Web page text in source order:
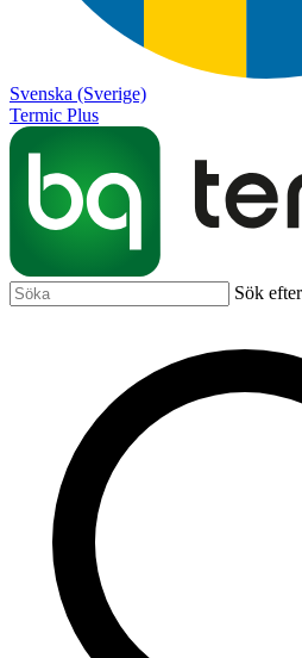
Svenska (Sverige)
Termic Plus
Sök